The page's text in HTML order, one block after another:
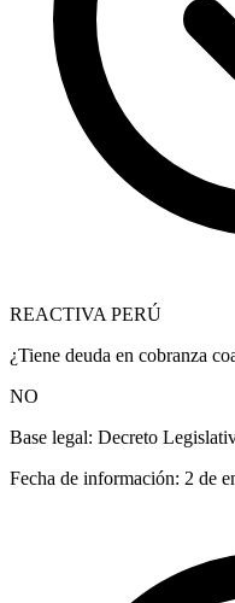
REACTIVA PERÚ
¿Tiene deuda en cobranza
NO
Base legal: Decreto
Fecha de información: 2 de